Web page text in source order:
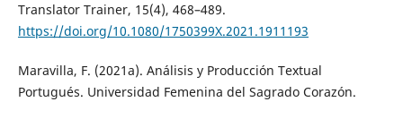
Translator Trainer, 15(4), 468–489.
https://doi.org/10.1080/1750399X.2021.1911193
Maravilla, F. (2021a). Análisis y Producción Textual
Portugués. Universidad Femenina del Sagrado Corazón.